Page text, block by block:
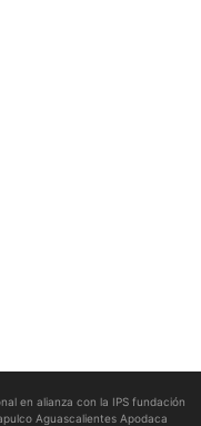
en alianza con la IPS fundación
Aguascalientes Apodaca